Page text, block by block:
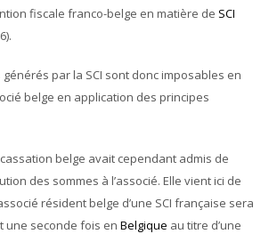
fiscale franco-belge en matière de SCI
par la SCI sont donc imposables en
belge en application des principes
belge avait cependant admis de
des sommes à l’associé. Elle vient ici de
résident belge d’une SCI française sera
une seconde fois en Belgique au titre d’une